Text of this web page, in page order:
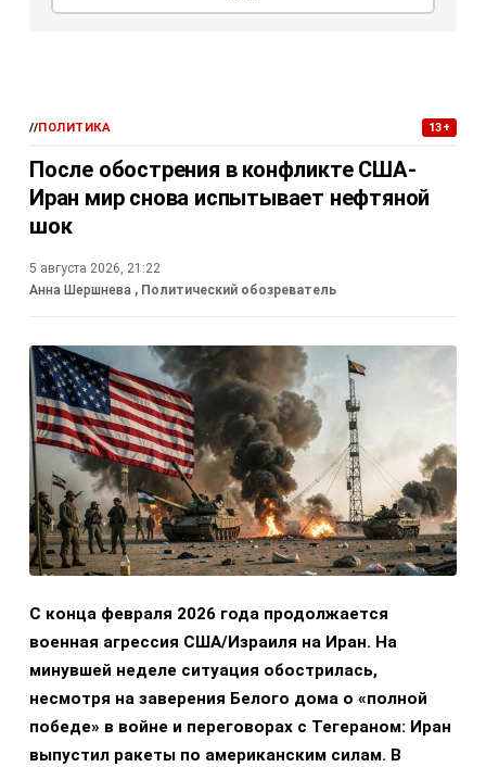
//ПОЛИТИКА 13+
После обострения в конфликте США-
Иран мир снова испытывает нефтяной
шок
5 августа 2026, 21:22
Анна Шершнева , Политический обозреватель
С конца февраля 2026 года продолжается
военная агрессия США/Израиля на Иран. На
минувшей неделе ситуация обострилась,
несмотря на заверения Белого дома о «полной
победе» в войне и переговорах с Тегераном: Иран
выпустил ракеты по американским силам. В